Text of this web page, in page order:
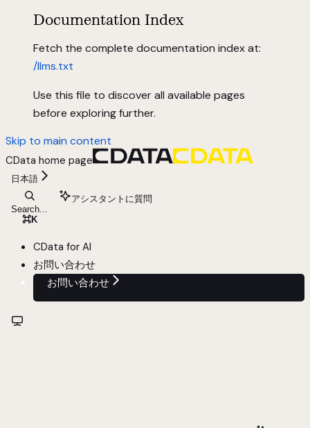
Documentation Index
Fetch the complete documentation index at:
/llms.txt
Use this file to discover all available pages
before exploring further.
Skip to main content
CData home page
日本語
Search...
⌘K
アシスタントに質問
CData for AI
お問い合わせ
お問い合わせ